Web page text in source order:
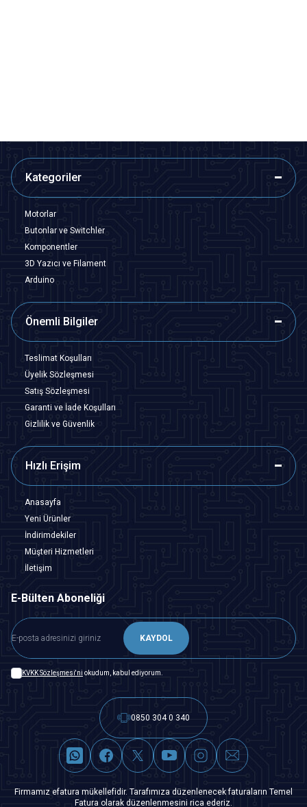
Kategoriler
Motorlar
Butonlar ve Switchler
Komponentler
3D Yazıcı ve Filament
Arduino
Önemli Bilgiler
Teslimat Koşulları
Üyelik Sözleşmesi
Satış Sözleşmesi
Garanti ve İade Koşulları
Gizlilik ve Güvenlik
Hızlı Erişim
Anasayfa
Yeni Ürünler
İndirimdekiler
Müşteri Hizmetleri
İletişim
E-Bülten Aboneliği
KAYDOL
KVKK Sözleşmesi'ni okudum, kabul ediyorum.
0850 304 0 340
Firmamız efatura mükellefidir. Tarafımıza düzenlenecek faturaların Temel
Fatura olarak düzenlenmesini rica ederiz.